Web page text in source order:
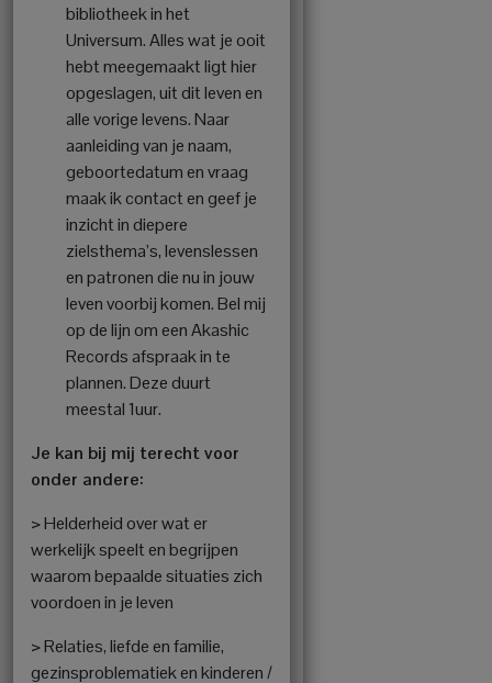
bibliotheek in het
Universum. Alles wat je ooit
hebt meegemaakt ligt hier
opgeslagen, uit dit leven en
alle vorige levens. Naar
aanleiding van je naam,
geboortedatum en vraag
maak ik contact en geef je
inzicht in diepere
zielsthema’s, levenslessen
en patronen die nu in jouw
leven voorbij komen. Bel mij
op de lijn om een Akashic
Records afspraak in te
plannen. Deze duurt
meestal 1uur.
Je kan bij mij terecht voor
onder andere:
> Helderheid over wat er
werkelijk speelt en begrijpen
waarom bepaalde situaties zich
voordoen in je leven
> Relaties, liefde en familie,
gezinsproblematiek en kinderen /